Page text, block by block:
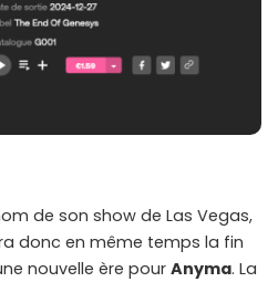
de son show de Las Vegas,
donc en même temps la fin
nouvelle ère pour Anyma. La